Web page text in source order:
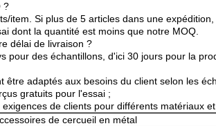
?
item. Si plus de 5 articles dans une
dont la quantité est moins que notre MOQ.
délai de livraison ?
pour des échantillons, d'ici 30 jours pour la
être adaptés aux besoins du client selon les
gratuits pour l'essai ;
de clients pour différents matériaux
de cercueil en métal